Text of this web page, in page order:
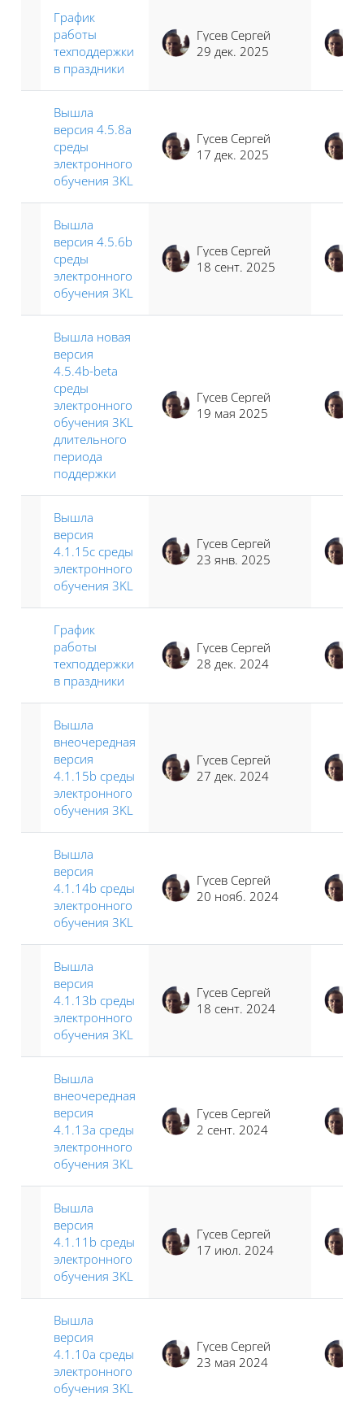
График
работы
техподдержки
в праздники
Гусев Сергей
29 дек. 2025
Вышла
версия 4.5.8a
среды
электронного
обучения 3KL
Гусев Сергей
17 дек. 2025
Вышла
версия 4.5.6b
среды
электронного
обучения 3KL
Гусев Сергей
18 сент. 2025
Вышла новая
версия
4.5.4b-beta
среды
электронного
обучения 3KL
длительного
периода
поддержки
Гусев Сергей
19 мая 2025
Вышла
версия
4.1.15c среды
электронного
обучения 3KL
Гусев Сергей
23 янв. 2025
График
работы
техподдержки
в праздники
Гусев Сергей
28 дек. 2024
Вышла
внеочередная
версия
4.1.15b среды
электронного
обучения 3KL
Гусев Сергей
27 дек. 2024
Вышла
версия
4.1.14b среды
электронного
обучения 3KL
Гусев Сергей
20 нояб. 2024
Вышла
версия
4.1.13b среды
электронного
обучения 3KL
Гусев Сергей
18 сент. 2024
Вышла
внеочередная
версия
4.1.13a среды
электронного
обучения 3KL
Гусев Сергей
2 сент. 2024
Вышла
версия
4.1.11b среды
электронного
обучения 3KL
Гусев Сергей
17 июл. 2024
Вышла
версия
4.1.10a среды
электронного
обучения 3KL
Гусев Сергей
23 мая 2024